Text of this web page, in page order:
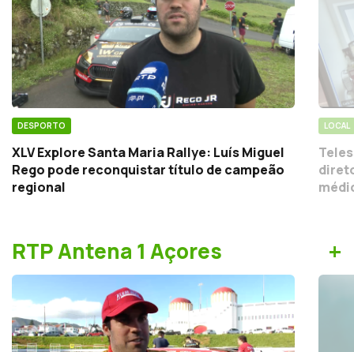
DESPORTO
XLV Explore Santa Maria Rallye: Luís Miguel
Rego pode reconquistar título de campeão
regional
LOCAL
RTP Antena 1 Açores +